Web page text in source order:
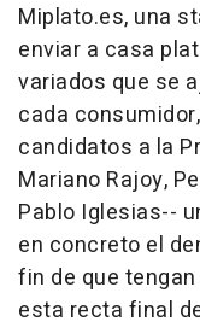
Miplato.es, una
enviar a casa
variados que se
cada
candidatos a la
Mariano Rajoy,
Pablo Iglesias--
en concreto el
fin de que
esta recta final